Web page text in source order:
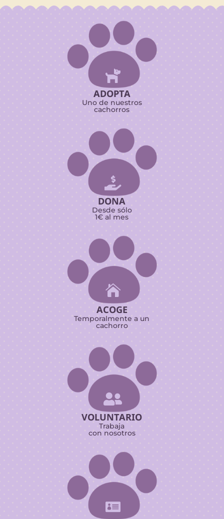

ADOPTA
Uno de nuestros
cachorros

DONA
Desde sólo
1€ al mes

ACOGE
Temporalmente a un
cachorro

VOLUNTARIO
Trabaja
con nosotros
